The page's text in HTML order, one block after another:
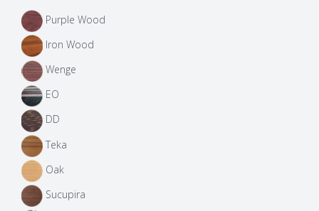
Purple Wood
Iron Wood
Wenge
EO
DD
Teka
Oak
Sucupira